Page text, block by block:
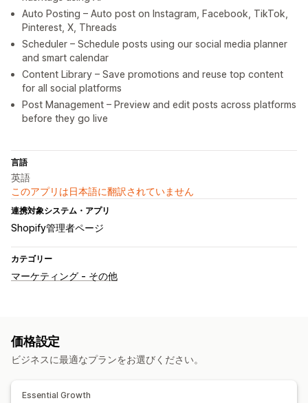
Auto Posting – Auto post on Instagram, Facebook, TikTok,
Pinterest, X, Threads
Scheduler – Schedule posts using our social media planner
and smart calendar
Content Library – Save promotions and reuse top content
for all social platforms
Post Management – Preview and edit posts across platforms
before they go live
言語
英語
このアプリは日本語に翻訳されていません
連携対象システム・アプリ
Shopify管理者ページ
カテゴリー
マーケティング - その他
価格設定
ビジネスに最適なプランをお選びください。
Essential Growth